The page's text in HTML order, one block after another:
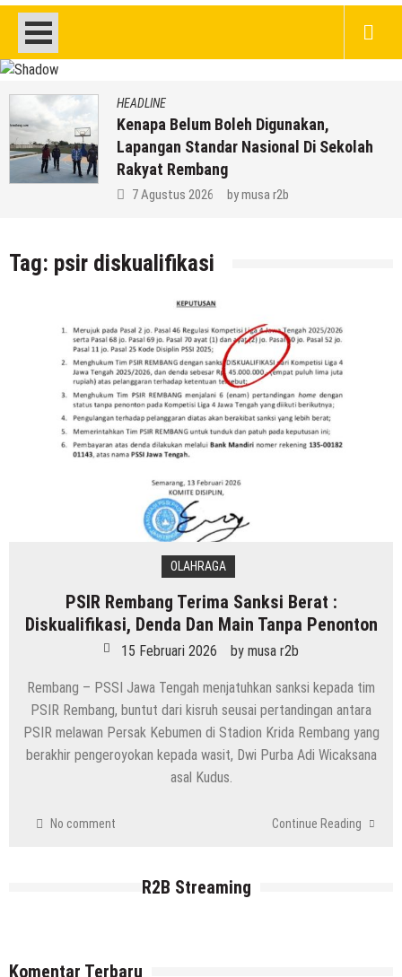
HEADLINE
Kenapa Belum Boleh Digunakan,
Lapangan Standar Nasional Di Sekolah
Rakyat Rembang
7 Agustus 2026 bymusa r2b
Tag: psir diskualifikasi
OLAHRAGA
PSIR Rembang Terima Sanksi Berat :
Diskualifikasi, Denda Dan Main Tanpa Penonton
15 Februari 2026 by musa r2b
Rembang – PSSI Jawa Tengah menjatuhkan sanksi kepada tim
PSIR Rembang, buntut dari kisruh seusai pertandingan antara
PSIR melawan Persak Kebumen di Stadion Krida Rembang yang
berakhir pengeroyokan kepada wasit, Dwi Purba Adi Wicaksana
asal Kudus.
No comment Continue Reading
R2B Streaming
Komentar Terbaru